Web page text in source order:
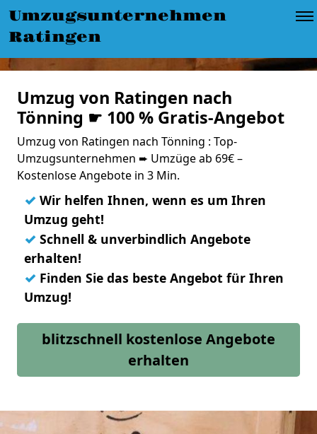
Umzugsunternehmen
Ratingen
Umzug von Ratingen nach
Tönning ☛ 100 % Gratis-Angebot
Umzug von Ratingen nach Tönning : Top-
Umzugsunternehmen ➨ Umzüge ab 69€ –
Kostenlose Angebote in 3 Min.
✓ Wir helfen Ihnen, wenn es um Ihren
Umzug geht!
✓ Schnell & unverbindlich Angebote
erhalten!
✓ Finden Sie das beste Angebot für Ihren
Umzug!
blitzschnell kostenlose Angebote
erhalten